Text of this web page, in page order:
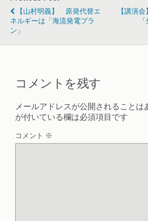
【山村明義】 原発代替エ
ネルギーは「海流発電プラ
ン」
【講演
コメントを残す
メールアドレスが公開されることは
が付いている欄は必須項目です
コメント ※